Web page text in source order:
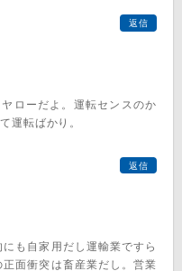
返信
ローだよ。運転センスのか
運転ばかり。
返信
も自家用だし運輸業ですら
面衝突は畜産業だし。営業